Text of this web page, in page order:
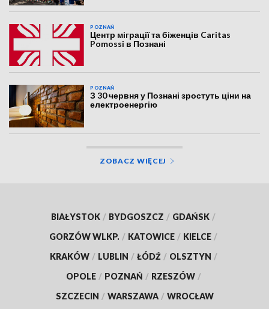
POZNAŃ
Центр міграції та біженців Caritas
Pomossi в Познані
POZNAŃ
З 30 червня у Познані зростуть ціни на
електроенергію
ZOBACZ WIĘCEJ
BIAŁYSTOK / BYDGOSZCZ / GDAŃSK /
GORZÓW WLKP. / KATOWICE / KIELCE /
KRAKÓW / LUBLIN / ŁÓDŹ / OLSZTYN /
OPOLE / POZNAŃ / RZESZÓW /
SZCZECIN / WARSZAWA / WROCŁAW